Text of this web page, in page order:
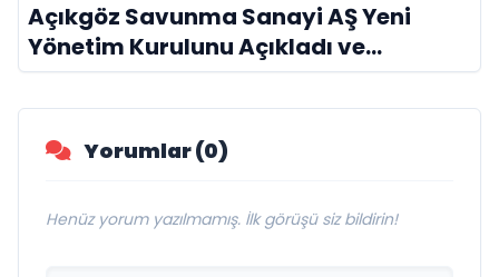
Açıkgöz Savunma Sanayi AŞ Yeni
Yönetim Kurulunu Açıkladı ve
Savunma Sanayinde Küresel Vizyon
Vurgusu
Yorumlar (0)
Henüz yorum yazılmamış. İlk görüşü siz bildirin!